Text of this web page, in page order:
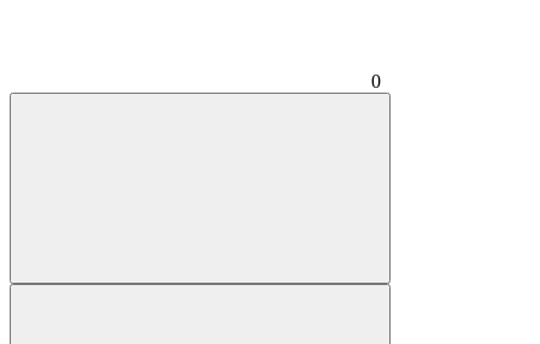
0